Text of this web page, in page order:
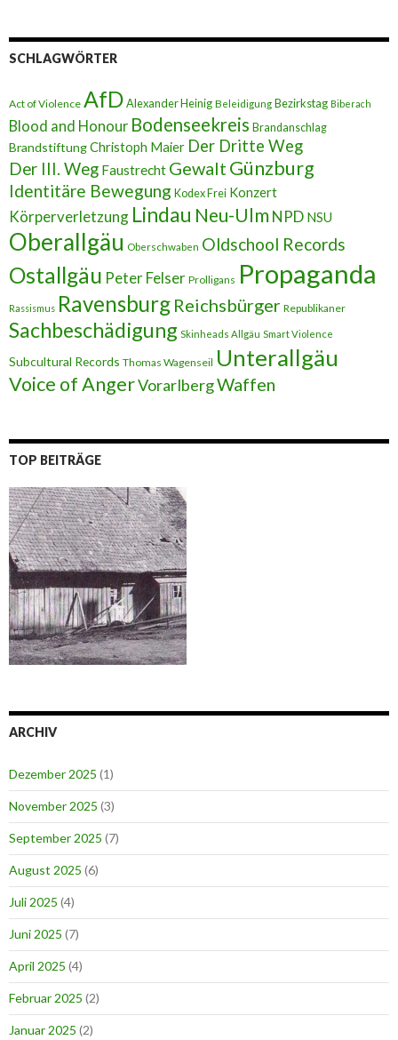
-
A
e
s
s
e
SCHLAGWÖRTER
Act of Violence AfDAlexander Heinig Beleidigung Bezirkstag Biberach
Blood and Honour Bodenseekreis Brandanschlag
BrandstiftungChristoph Maier Der Dritte Weg
Der III. Weg Faustrecht Gewalt Günzburg
Identitäre Bewegung Kodex Frei Konzert
Körperverletzung Lindau Neu-Ulm NPD NSU
Oberallgäu Oberschwaben Oldschool Records
Ostallgäu Peter Felser Prolligans Propaganda
Rassismus Ravensburg Reichsbürger Republikaner
Sachbeschädigung Skinheads Allgäu Smart Violence
Subcultural Records Thomas Wagenseil Unterallgäu
Voice of AngerVorarlbergWaffen
TOP BEITRÄGE
ARCHIV
Dezember 2025 (1)
November 2025 (3)
September 2025 (7)
August 2025 (6)
Juli 2025 (4)
Juni 2025 (7)
April 2025 (4)
Februar 2025 (2)
Januar 2025 (2)